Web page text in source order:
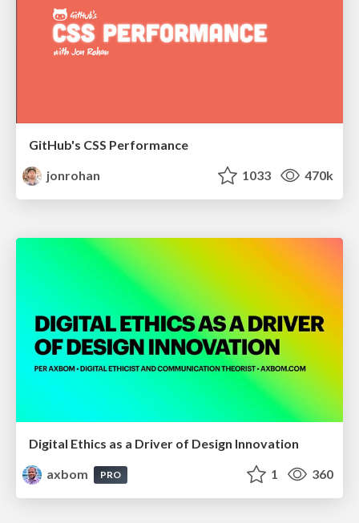
GitHub's CSS Performance
jonrohan
1033 470k
Digital Ethics as a Driver of Design Innovation
axbom
PRO 1 360